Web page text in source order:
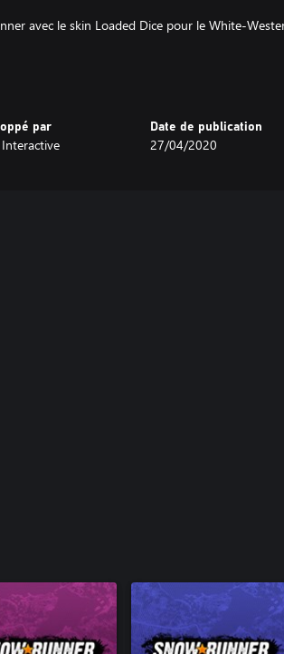
avec le skin Loaded Dice pour le White-
par Date de publication
27/04/2020